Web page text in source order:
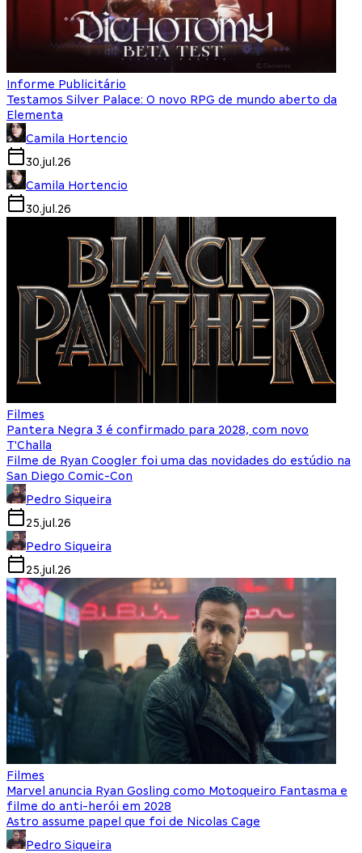
Informe Publicitário
Testamos Silver Palace: O novo RPG de mundo aberto da
Elementa
Camila Hortencio
30.jul.26
Camila Hortencio
30.jul.26
Filmes
Pantera Negra 3 é confirmado para 2028, com novo
T'Challa
Filme de Ryan Coogler foi uma das novidades do estúdio na
San Diego Comic-Con
Pedro Siqueira
25.jul.26
Pedro Siqueira
25.jul.26
Filmes
Marvel anuncia Ryan Gosling como Motoqueiro Fantasma e
filme do anti-herói em 2028
Astro assume papel que foi de Nicolas Cage
Pedro Siqueira